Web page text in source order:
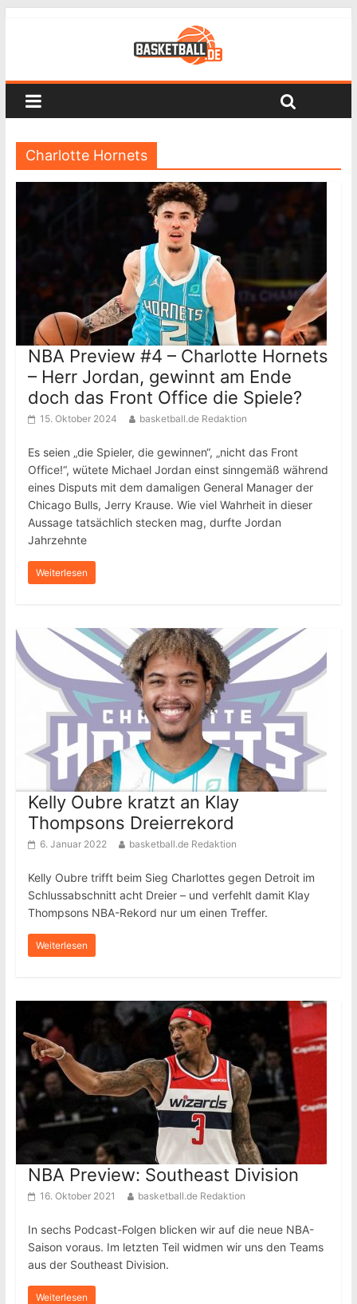
Charlotte Hornets
NBA Preview #4 – Charlotte Hornets
– Herr Jordan, gewinnt am Ende
doch das Front Office die Spiele?
15. Oktober 2024 basketball.de Redaktion
Es seien „die Spieler, die gewinnen“, „nicht das Front
Office!“, wütete Michael Jordan einst sinngemäß während
eines Disputs mit dem damaligen General Manager der
Chicago Bulls, Jerry Krause. Wie viel Wahrheit in dieser
Aussage tatsächlich stecken mag, durfte Jordan
Jahrzehnte
Weiterlesen
Kelly Oubre kratzt an Klay
Thompsons Dreierrekord
6. Januar 2022 basketball.de Redaktion
Kelly Oubre trifft beim Sieg Charlottes gegen Detroit im
Schlussabschnitt acht Dreier – und verfehlt damit Klay
Thompsons NBA-Rekord nur um einen Treffer.
Weiterlesen
NBA Preview: Southeast Division
16. Oktober 2021 basketball.de Redaktion
In sechs Podcast-Folgen blicken wir auf die neue NBA-
Saison voraus. Im letzten Teil widmen wir uns den Teams
aus der Southeast Division.
Weiterlesen